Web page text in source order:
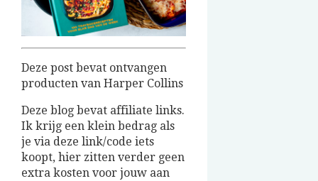
Deze post bevat ontvangen
producten van Harper Collins
Deze blog bevat affiliate links.
Ik krijg een klein bedrag als
je via deze link/code iets
koopt, hier zitten verder geen
extra kosten voor jouw aan